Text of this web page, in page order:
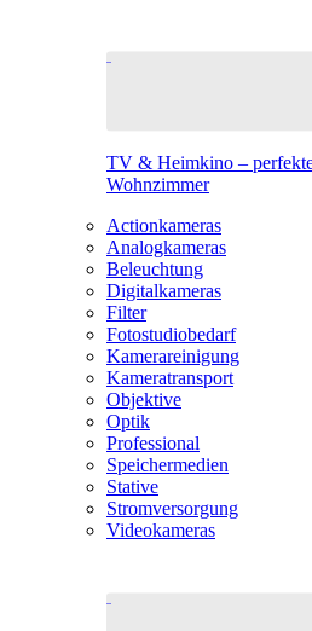
TV & Heimkino –
Wohnzimmer
Actionkameras
Analogkameras
Beleuchtung
Digitalkameras
Filter
Fotostudiobedarf
Kamerareinigung
Kameratransport
Objektive
Optik
Professional
Speichermedien
Stative
Stromversorgung
Videokameras